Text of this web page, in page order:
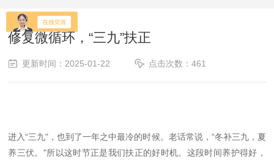
修复微循环，“三九”扶正
更新时间：2025-01-22 点击次数：461
进入“三九"，也到了一年之中最冷的时候。老话常说，“冬补三九，夏
养三伏。"所以这时节正是我们扶正的好时机。这段时间养护得好，